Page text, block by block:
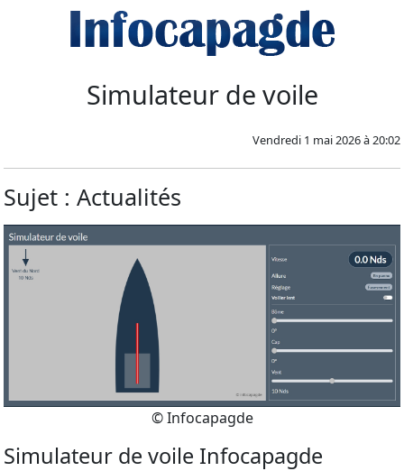
Simulateur de voile
Vendredi 1 mai 2026 à 20:02
Sujet : Actualités
© Infocapagde
Simulateur de voile Infocapagde